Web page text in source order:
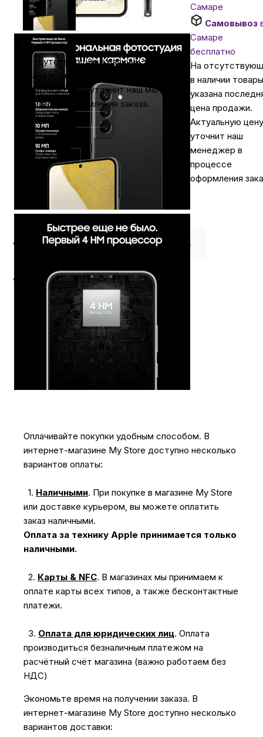
Сервисный центр Apple в Самаре
Подарочные сертификаты
На отсутствующие в наличии товары
указана последняя цена продажи.
Актуальную цену уточнит наш менеджер
в процессе оформления заказа.
Самаре
Самовывоз
Самаре
бесплатно
На
в наличии товары
указана
цена продажи.
Актуальную цену
уточнит наш
менеджер в
процессе
оформления
⭐️ Отзывы о нас ⭐️ Где купить
Оплата Доставка
Оплачивайте покупки удобным способом. В
интернет-магазине My Store доступно несколько
вариантов оплаты:
1. Наличными. При покупке в магазине My Store
или доставке курьером, вы можете оплатить
заказ наличными.
Оплата за технику Apple принимается только
наличными.
2. Карты & NFC. В магазинах мы принимаем к
оплате карты всех типов, а также бесконтактные
платежи.
3. Оплата для юридических лиц. Оплата
производиться безналичным платежом на
расчётный счёт магазина (важно работаем без
НДС)
Экономьте время на получении заказа. В
интернет-магазине My Store доступно несколько
вариантов доставки: